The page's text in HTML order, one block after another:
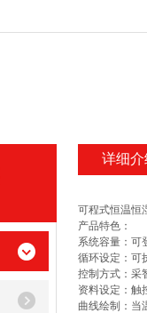
详细介
可程式恒温恒
产品特色：
系统容量：可
循环设定：可
控制方式：采
资料设定：触
曲线绘制：当